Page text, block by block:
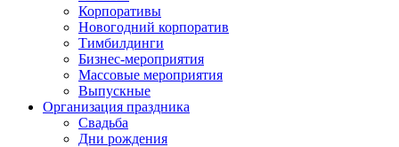
Корпоративы
Новогодний корпоратив
Тимбилдинги
Бизнес-мероприятия
Массовые мероприятия
Выпускные
Организация праздника
Свадьба
Дни рождения